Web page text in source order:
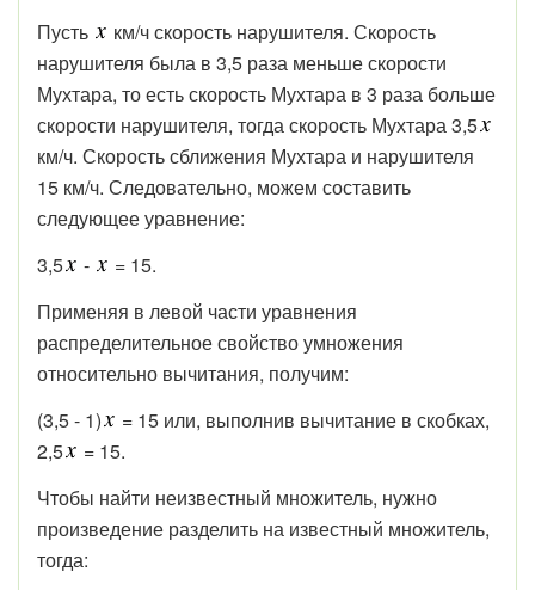
Пусть
км/ч скорость нарушителя. Скорость
нарушителя была в 3,5 раза меньше скорости
Мухтара, то есть скорость Мухтара в 3 раза больше
скорости нарушителя, тогда скорость Мухтара 3,5
км/ч. Скорость сближения Мухтара и нарушителя
15 км/ч. Следовательно, можем составить
следующее уравнение:
3,5
-
= 15.
Применяя в левой части уравнения
распределительное свойство умножения
относительно вычитания, получим:
(3,5 - 1)
= 15 или, выполнив вычитание в скобках,
2,5
= 15.
Чтобы найти неизвестный множитель, нужно
произведение разделить на известный множитель,
тогда: